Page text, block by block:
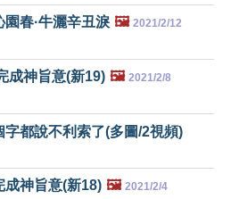
春·牛灑辛丑淚 🖼️ 2021/2/12
成神旨意(新19) 🖼️ 2021/2/8
都說不利索了(多圖/2視頻)
成神旨意(新18) 🖼️ 2021/2/4